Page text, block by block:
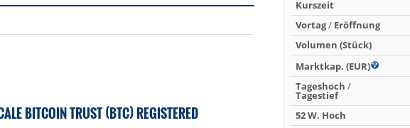
BITCOIN TRUST (BTC) REGISTERED
Kurszeit
Vortag/ Eröffnung
Volumen (Stück)
Marktkap. (EUR)
Tageshoch /
Tagestief
52 W. Hoch